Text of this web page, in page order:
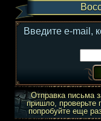
Введите e-mail,
Отправка письма
пришло, проверьте
попробуйте еще